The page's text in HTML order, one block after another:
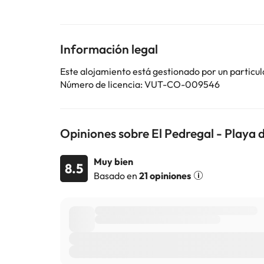
cambios por parte del alojamiento. Si tienes dudas,
Información legal
Este alojamiento está gestionado por un
Número de licencia: VUT-CO-009546
Opiniones sobre El Pedregal - Playa
8.5
Muy bien
Basado en 21 opiniones